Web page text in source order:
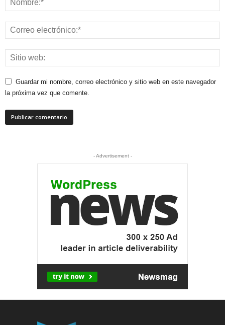
Guardar mi nombre, correo electrónico y sitio web en este navegador
la próxima vez que comente.
- Advertisement -